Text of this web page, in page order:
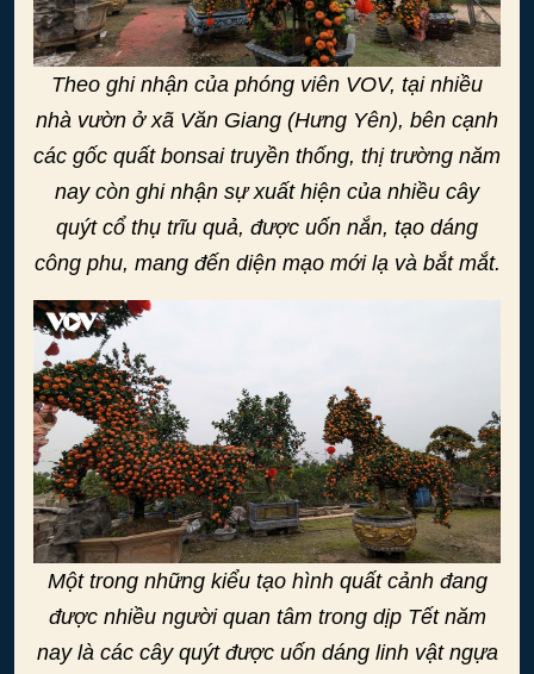
Theo ghi nhận của phóng viên VOV, tại nhiều
nhà vườn ở xã Văn Giang (Hưng Yên), bên cạnh
các gốc quất bonsai truyền thống, thị trường năm
nay còn ghi nhận sự xuất hiện của nhiều cây
quýt cổ thụ trĩu quả, được uốn nắn, tạo dáng
công phu, mang đến diện mạo mới lạ và bắt mắt.
Một trong những kiểu tạo hình quất cảnh đang
được nhiều người quan tâm trong dịp Tết năm
nay là các cây quýt được uốn dáng linh vật ngựa